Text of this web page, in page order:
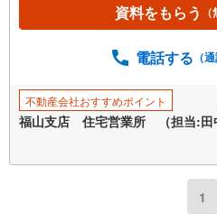
資料をもらう
電話する （
不動産会社おすすめポイント
福山支店 住宅営業所 （担当:田
1